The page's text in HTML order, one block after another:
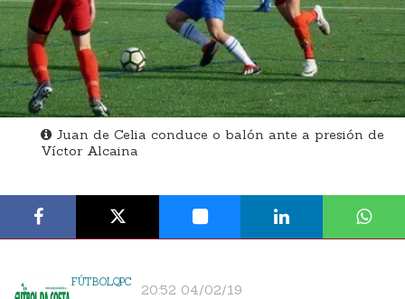
Juan de Celia conduce o balón ante a presión de
Víctor Alcaina
FÚTBOLQPC 20:52 04/02/19